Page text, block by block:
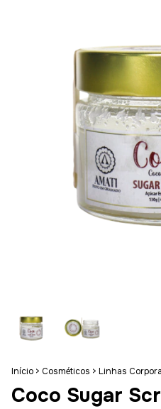
Início > Cosméticos > Linhas
Coco Sugar